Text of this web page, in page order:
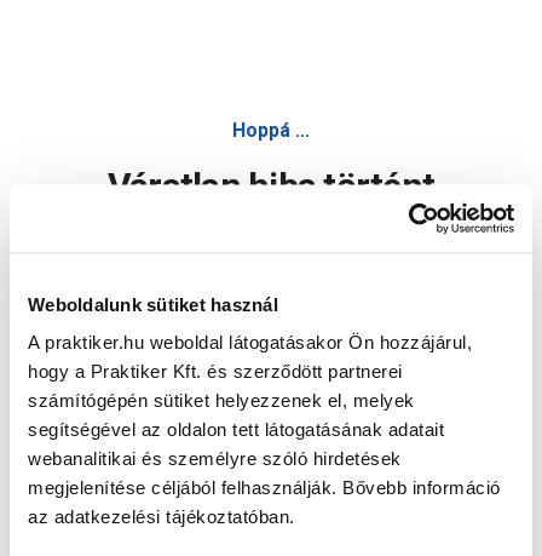
Weboldalunk sütiket használ
A praktiker.hu weboldal látogatásakor Ön hozzájárul,
hogy a Praktiker Kft. és szerződött partnerei
számítógépén sütiket helyezzenek el, melyek
segítségével az oldalon tett látogatásának adatait
webanalitikai és személyre szóló hirdetések
megjelenítése céljából felhasználják. Bővebb információ
az adatkezelési tájékoztatóban.
Hoppá ...
Váratlan hiba történt
Oldal újratöltése